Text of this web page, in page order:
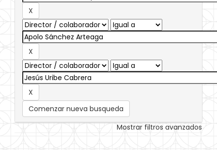
Comenzar nueva busqueda
Mostrar filtros avanzados